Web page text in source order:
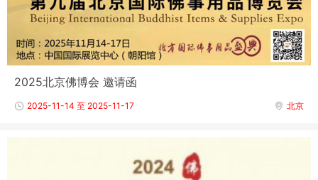
2025北京佛博会 邀请函
北京
2025-11-14 至 2025-11-17